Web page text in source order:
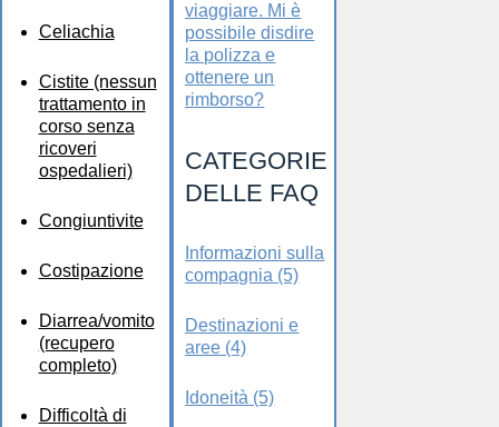
Celiachia
Cistite (nessun
trattamento in
corso senza
ricoveri
ospedalieri)
Congiuntivite
Costipazione
Diarrea/vomito
(recupero
completo)
Difficoltà di
viaggiare. Mi è
possibile disdire
la polizza e
ottenere un
rimborso?
CATEGORIE
DELLE FAQ
Informazioni sulla
compagnia (5)
Destinazioni e
aree (4)
Idoneità (5)